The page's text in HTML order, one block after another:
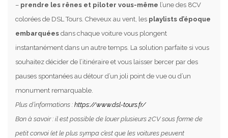
– prendre les rênes et piloter vous-même l’une des 8CV
colorées de DSL Tours. Cheveux au vent, les playlists d’époque
embarquées dans chaque voiture vous plongent
instantanément dans un autre temps. La solution parfaite si vous
souhaitez décider de l’itinéraire et vous laisser bercer par des
pauses spontanées au détour d’un joli point de vue ou d’un
monument remarquable.
Plus d’informations : https://www.dsl-tours.fr/
Bon à savoir : il est possible de louer plusieurs 2CV sous forme de
petit convoi (et le plus sympa c’est que les voitures peuvent